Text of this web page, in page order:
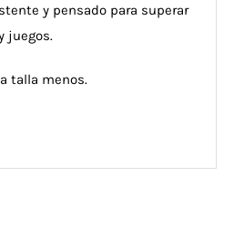
y pensado para superar
juegos.
talla menos.